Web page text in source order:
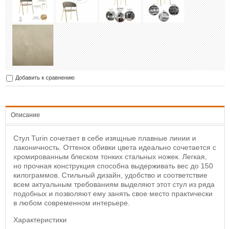
Добавить к сравнению
Описание
Стул Turin сочетает в себе изящные плавные линии и
лаконичность. Оттенок обивки цвета идеально сочетается с
хромированным блеском тонких стальных ножек. Легкая,
но прочная конструкция способна выдерживать вес до 150
килограммов. Стильный дизайн, удобство и соответствие
всем актуальным требованиям выделяют этот стул из ряда
подобных и позволяют ему занять свое место практически
в любом современном интерьере.
Характеристики